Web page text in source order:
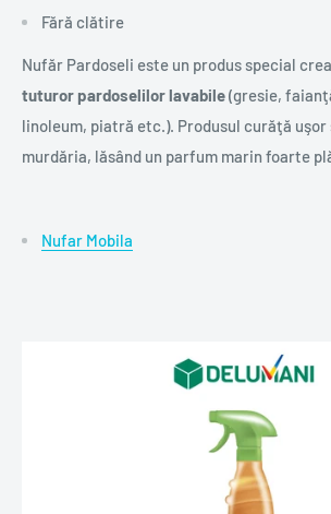
Fără clătire
Nufăr Pardoseli este un produs special
tuturor pardoselilor lavabile(gresie,
linoleum, piatră etc.). Produsul curăţă
murdăria, lăsând un parfum marin foarte
Nufar Mobila